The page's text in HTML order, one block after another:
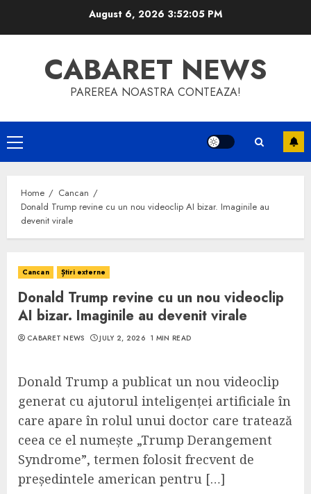
August 6, 2026 3:52:05 PM
CABARET NEWS
PAREREA NOASTRA CONTEAZA!
Primary
Menu
Home
Cancan
Donald Trump revine cu un nou videoclip AI bizar. Imaginile au
devenit virale
Cancan Știri externe
Donald Trump revine cu un nou videoclip
AI bizar. Imaginile au devenit virale
CABARET NEWS JULY 2, 2026 1 MIN READ
Donald Trump a publicat un nou videoclip
generat cu ajutorul inteligenței artificiale în
care apare în rolul unui doctor care tratează
ceea ce el numește „Trump Derangement
Syndrome”, termen folosit frecvent de
președintele american pentru […]